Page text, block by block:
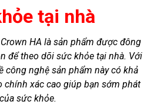
tại nhà
HA là sản phẩm được đông
để theo dõi sức khỏe tại nhà. Với
công nghệ sản phẩm này có khả
chính xác cao giúp bạn sớm phát
sức khỏe.